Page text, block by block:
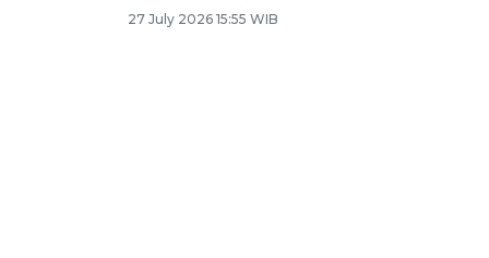
27 July 2026 15:55 WIB